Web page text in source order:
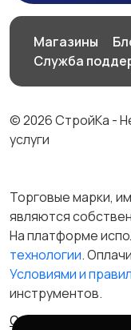
Магазины
Служба
© 2026 СтройКа -
услуги
Торговые марки,
являются
На платформе
технологии.
Условиями и
инструментов.
Отказ от